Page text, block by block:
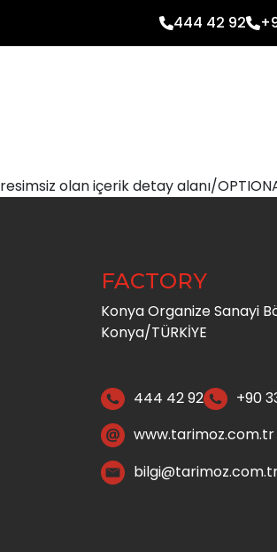
444 42 92
resimsiz olan içerik detay alanı/
FACTORY
Konya Organize Sanayi
Konya/TÜRKİYE
444 42 92
+90
www.tarimoz.com.tr